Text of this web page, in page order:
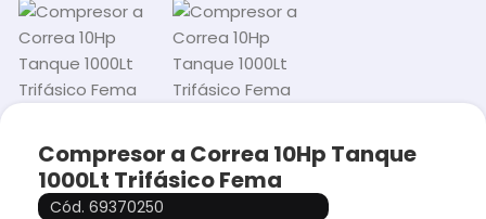
Compresor a Correa 10Hp Tanque
1000Lt Trifásico Fema
Cód. 69370250